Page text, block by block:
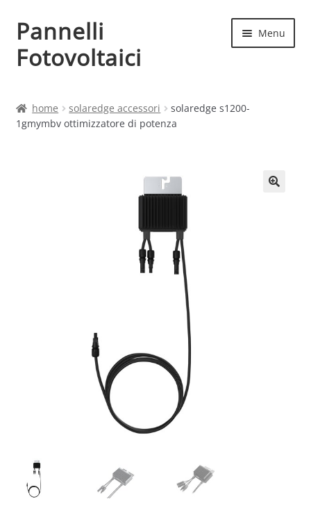
Vai
alla
navigazione
Vai
al
contenuto
Pannelli
Fotovoltaici
Menu
Cart
home solaredge accessori
solaredge s1200-
1gmymbv ottimizzatore di potenza